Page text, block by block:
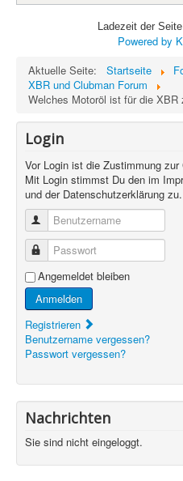
Ladezeit der
Powered by
Aktuelle Seite:
Startseite
XBR und Clubman Forum
Welches Motoröl ist für die XBR
Login
Vor Login ist die Zustimmung
Mit Login stimmst Du den im
und der Datenschutzerklärung zu.
Benutzername
Passwort
Angemeldet bleiben
Anmelden
Registrieren
Benutzername vergessen?
Passwort vergessen?
Nachrichten
Sie sind nicht eingeloggt.